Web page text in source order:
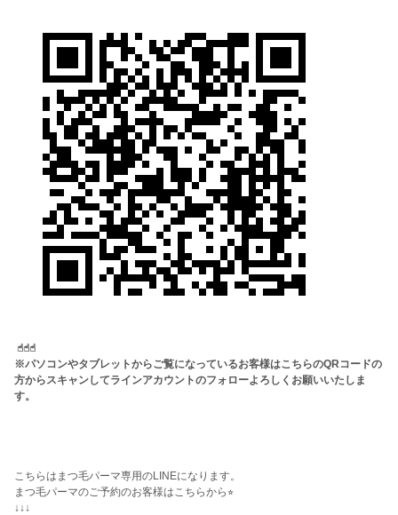
☝︎☝︎☝︎
※パソコンやタブレットからご覧になっているお客様はこちらのQRコードの
方からスキャンしてラインアカウントのフォローよろしくお願いいたしま
す。
こちらはまつ毛パーマ専用のLINEになります。
まつ毛パーマのご予約のお客様はこちらから⭐︎
↓↓↓